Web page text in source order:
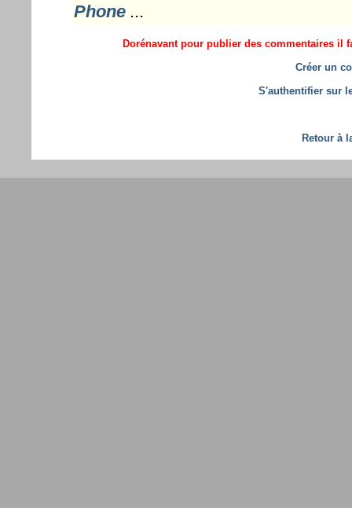
Phone...
Dorénavant pour publier des commentaires il
Créer un
S'authentifier sur
Retour à